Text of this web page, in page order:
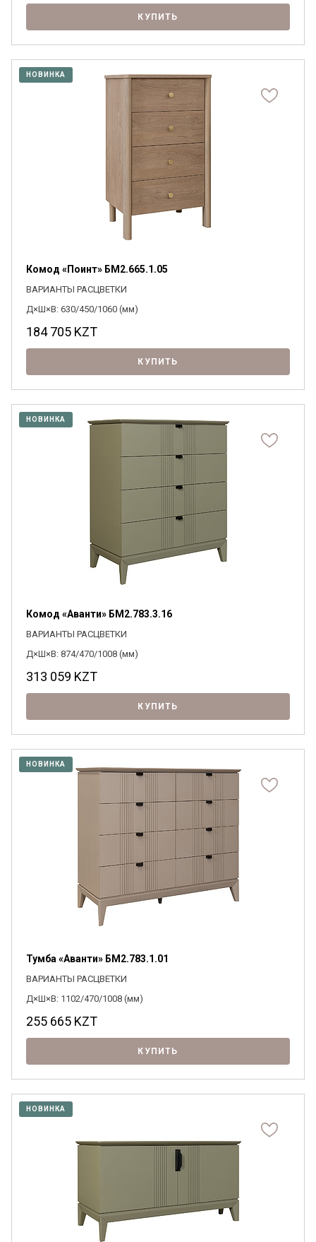
КУПИТЬ
НОВИНКА
Комод «Поинт» БМ2.665.1.05
ВАРИАНТЫ РАСЦВЕТКИ
Д×Ш×В: 630/450/1060 (мм)
184 705 KZT
КУПИТЬ
НОВИНКА
Комод «Аванти» БМ2.783.3.16
ВАРИАНТЫ РАСЦВЕТКИ
Д×Ш×В: 874/470/1008 (мм)
313 059 KZT
КУПИТЬ
НОВИНКА
Тумба «Аванти» БМ2.783.1.01
ВАРИАНТЫ РАСЦВЕТКИ
Д×Ш×В: 1102/470/1008 (мм)
255 665 KZT
КУПИТЬ
НОВИНКА